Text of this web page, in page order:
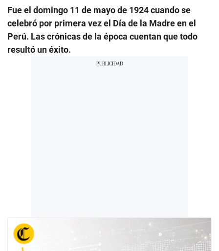
Fue el domingo 11 de mayo de 1924 cuando se
celebró por primera vez el Día de la Madre en el
Perú. Las crónicas de la época cuentan que todo
resultó un éxito.